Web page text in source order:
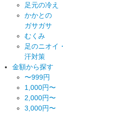
足元の冷え
かかとの
ガサガサ
むくみ
足のニオイ・
汗対策
金額から探す
〜999円
1,000円〜
2,000円〜
3,000円〜